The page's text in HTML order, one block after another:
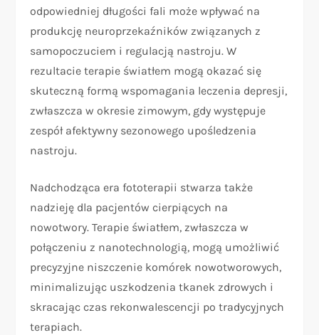
odpowiedniej długości fali może wpływać na
produkcję neuroprzekaźników związanych z
samopoczuciem i regulacją nastroju. W
rezultacie terapie światłem mogą okazać się
skuteczną formą wspomagania leczenia depresji,
zwłaszcza w okresie zimowym, gdy występuje
zespół afektywny sezonowego upośledzenia
nastroju.
Nadchodząca era fototerapii stwarza także
nadzieję dla pacjentów cierpiących na
nowotwory. Terapie światłem, zwłaszcza w
połączeniu z nanotechnologią, mogą umożliwić
precyzyjne niszczenie komórek nowotworowych,
minimalizując uszkodzenia tkanek zdrowych i
skracając czas rekonwalescencji po tradycyjnych
terapiach.